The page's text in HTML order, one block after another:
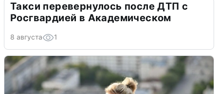
Такси перевернулось после ДТП с
Росгвардией в Академическом
8 августа 1